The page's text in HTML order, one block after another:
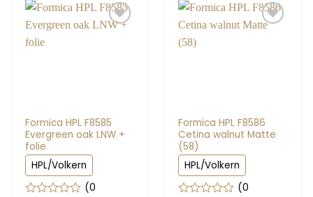
Formica HPL F8585
Evergreen oak LNW +
folie
HPL/Volkern
(0
Formica HPL F8586
Cetina walnut Matte
(58)
HPL/Volkern
(0